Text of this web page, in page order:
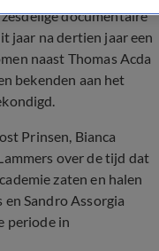
documentaire
jaar na dertien jaar een
naast Thomas Acda
bekenden aan het
Prinsen, Bianca
over de tijd dat
zaten en halen
Sandro Assorgia
periode in